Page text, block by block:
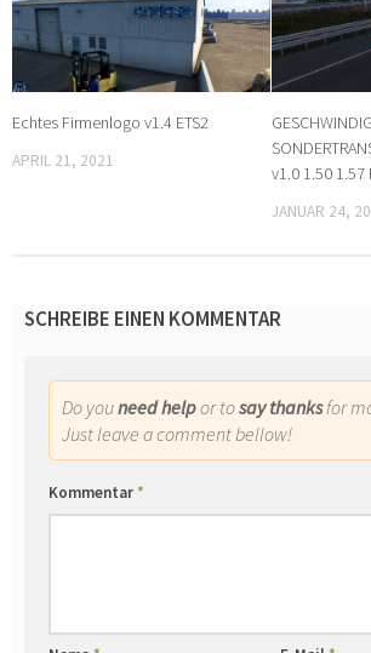
Echtes Firmenlogo v1.4 ETS2
APRIL 21, 2021
v1.0 1.50 1.57
JANUAR 24,
SCHREIBE EINEN KOMMENTAR
Do youneed helpor tosay thanksfor
Just leave a comment bellow!
Kommentar*